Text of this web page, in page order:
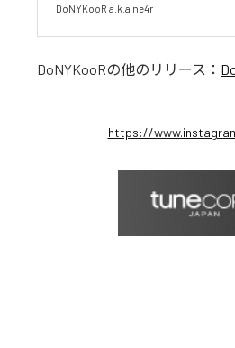
DoNYKooR a.k.a ne4r
DoNYKooRの他のリリース：
https://